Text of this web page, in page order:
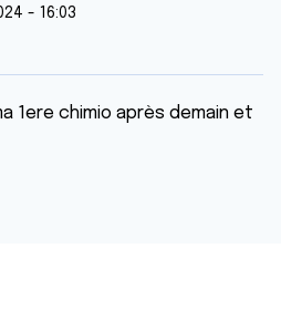
- 16:03
1ere chimio après demain et